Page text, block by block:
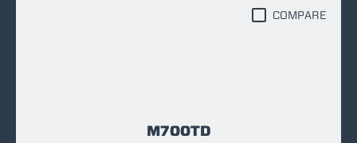
M700TD
COMPARE